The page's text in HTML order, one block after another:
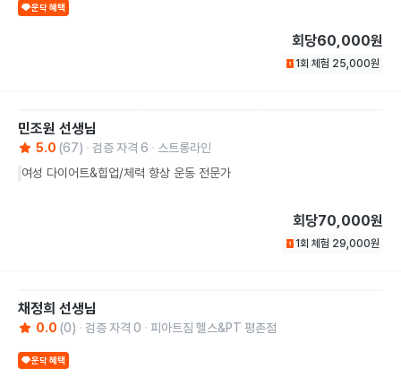
운닥 혜택
회당60,000원
1회 체험 25,000원
민조원 선생님
5.0 (67) 검증 자격 6
스트롱라인
여성 다이어트&힙업/체력 향상 운동 전문가
회당70,000원
1회 체험 29,000원
채정희 선생님
0.0 (0) 검증 자격 0 피아트짐 헬스&PT 평촌점
운닥 혜택